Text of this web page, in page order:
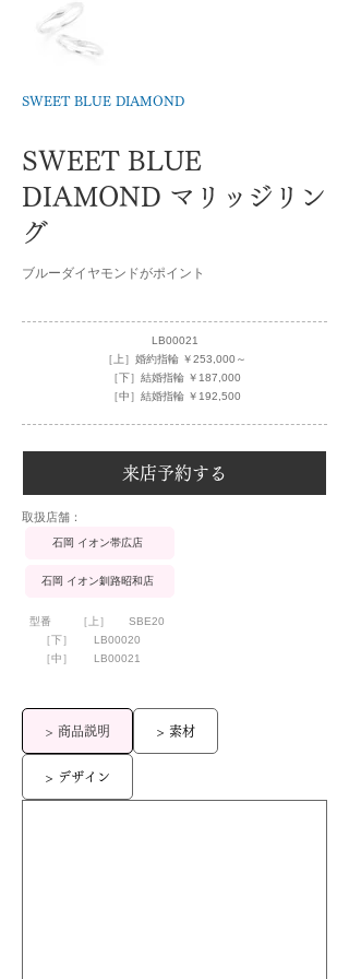
SWEET BLUE DIAMOND
SWEET BLUE
DIAMOND マリッジリン
グ
ブルーダイヤモンドがポイント
LB00021
［上］婚約指輪 ￥253,000～
［下］結婚指輪 ￥187,000
［中］結婚指輪 ￥192,500
来店予約する
​取扱店舗：
石岡 イオン帯広店
石岡 イオン釧路昭和店
型番 ［上］
SBE20
［下］
［中］
LB00020
LB00021
> 商品説明 > 素材
> デザイン